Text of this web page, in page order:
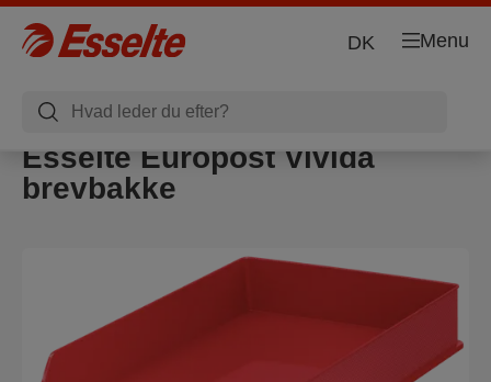
Menu
DK
Esselte Europost Vivida
brevbakke